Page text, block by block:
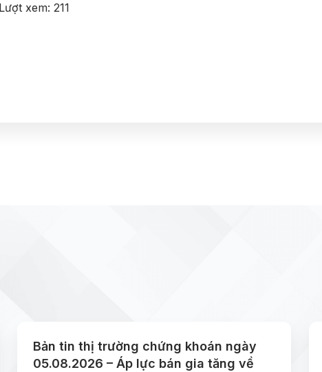
Lượt xem: 211
Bản tin thị trường chứng khoán ngày
05.08.2026 – Áp lực bán gia tăng về